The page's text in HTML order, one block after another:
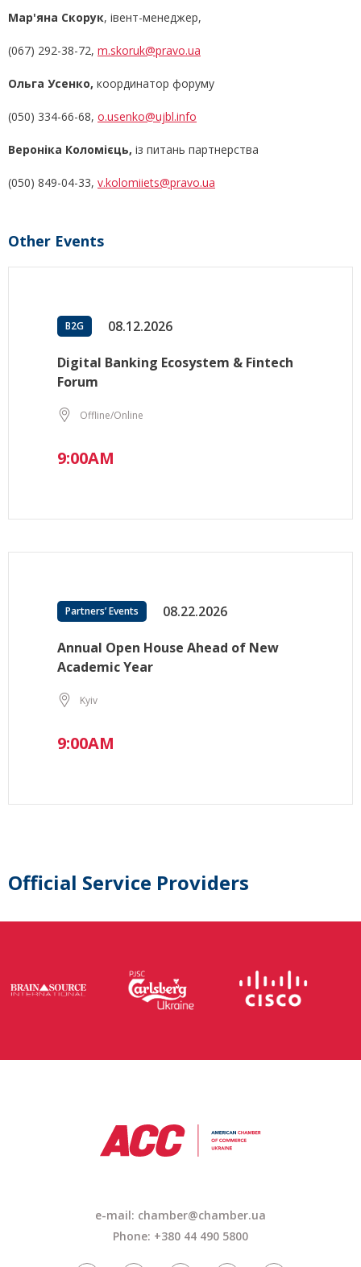
Мар'яна Скорук, івент-менеджер,
(067) 292-38-72, m.skoruk@pravo.ua
Ольга Усенко, координатор форуму
(050) 334-66-68, o.usenko@ujbl.info
Вероніка Коломієць, із питань партнерства
(050) 849-04-33, v.kolomiiets@pravo.ua
Other Events
B2G 08.12.2026
Digital Banking Ecosystem & Fintech
Forum
Offline/Online
9:00AM
Partners’ Events 08.22.2026
Annual Open House Ahead of New
Academic Year
Kyiv
9:00AM
Official Service Providers
e-mail: chamber@chamber.ua
Phone: +380 44 490 5800